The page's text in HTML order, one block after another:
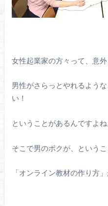
女性起業家の方々って、意
男性がさらっとやれるよう
い！
ということがあるんですよね
そこで男のボクが、という
「オンライン教材の作り方